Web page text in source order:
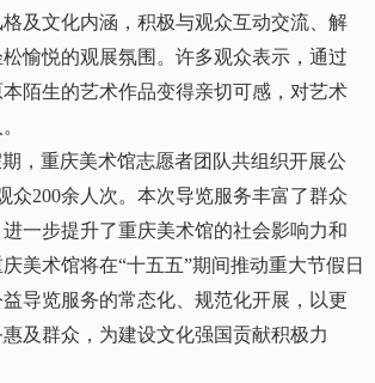
及文化内涵，积极与观众互动交流、解
愉悦的观展氛围。许多观众表示，通过
陌生的艺术作品变得亲切可感，对艺术
期，重庆美术馆志愿者团队共组织开展公
众200余人次。本次导览服务丰富了群众
一步提升了重庆美术馆的社会影响力和
美术馆将在“十五五”期间推动重大节假日
导览服务的常态化、规范化开展，以更
及群众，为建设文化强国贡献积极力